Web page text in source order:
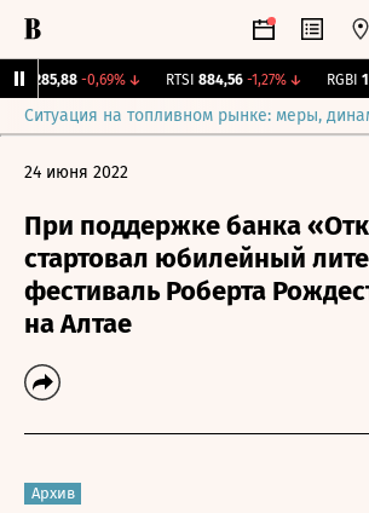
2 285,88 -0,69%↓ RTSI 884,56 -1,27%↓ RGBI
Ситуация на топливном рынке: меры,
24 июня 2022
При поддержке банка
стартовал юбилейный
фестиваль Роберта
на Алтае
Архив